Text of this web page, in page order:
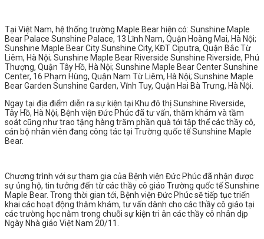
Tại Việt Nam, hệ thống trường Maple Bear hiện có: Sunshine Maple
Bear Palace Sunshine Palace, 13 Lĩnh Nam, Quận Hoàng Mai, Hà Nội;
Sunshine Maple Bear City Sunshine City, KĐT Ciputra, Quận Bắc Từ
Liêm, Hà Nội; Sunshine Maple Bear Riverside Sunshine Riverside, Phú
Thượng, Quận Tây Hồ, Hà Nội; Sunshine Maple Bear Center Sunshine
Center, 16 Phạm Hùng, Quận Nam Từ Liêm, Hà Nội; Sunshine Maple
Bear Garden Sunshine Garden, Vĩnh Tuy, Quận Hai Bà Trưng, Hà Nội.
Ngay tại địa điểm diễn ra sự kiện tại Khu đô thị Sunshine Riverside,
Tây Hồ, Hà Nội, Bệnh viện Đức Phúc đã tư vấn, thăm khám và tầm
soát cũng như trao tặng hàng trăm phần quà tới tập thể các thầy cô,
cán bộ nhân viên đang công tác tại Trường quốc tế Sunshine Maple
Bear.
Chương trình với sự tham gia của Bệnh viện Đức Phúc đã nhận được
sự ủng hộ, tin tưởng đến từ các thầy cô giáo Trường quốc tế Sunshine
Maple Bear. Trong thời gian tới, Bệnh viện Đức Phúc sẽ tiếp tục triển
khai các hoạt động thăm khám, tư vấn dành cho các thầy cô giáo tại
các trường học nằm trong chuỗi sự kiện tri ân các thầy cô nhân dịp
Ngày Nhà giáo Việt Nam 20/11.